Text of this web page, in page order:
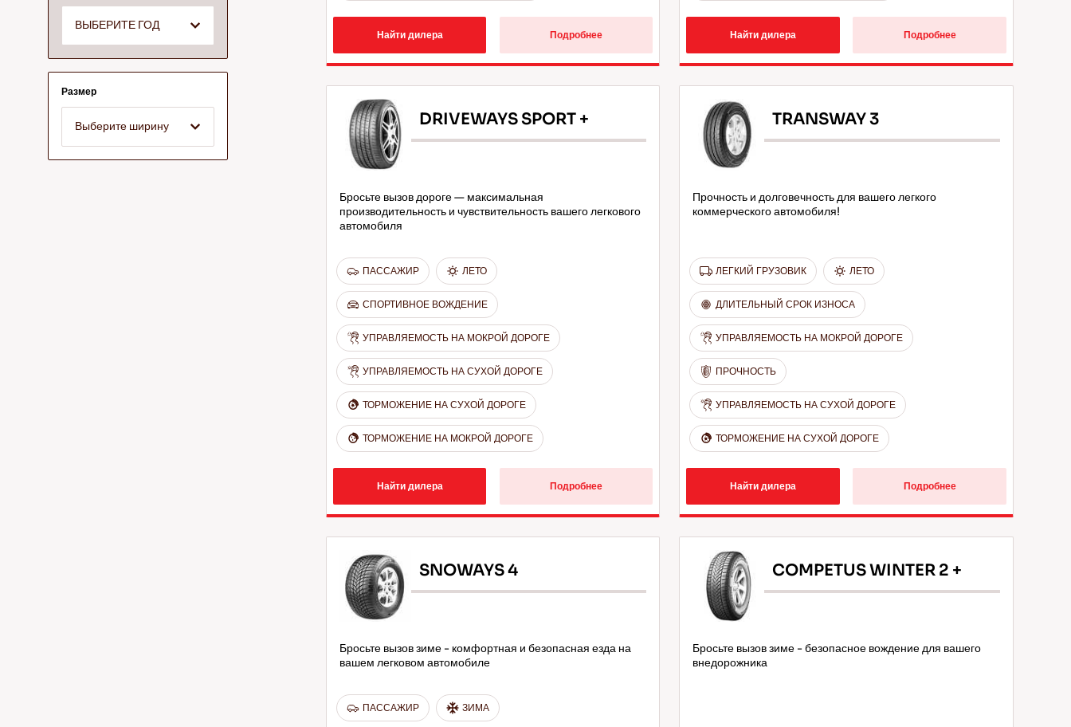
ВЫБЕРИТЕ ГОД
Размер
Выберите ширину
Найти дилера Подробнее Найти дилера Подробнее
DRIVEWAYS SPORT +
Бросьте вызов дороге — максимальная
производительность и чувствительность вашего легкового
автомобиля
ПАССАЖИР ЛЕТО
СПОРТИВНОЕ ВОЖДЕНИЕ
УПРАВЛЯЕМОСТЬ НА МОКРОЙ ДОРОГЕ
УПРАВЛЯЕМОСТЬ НА СУХОЙ ДОРОГЕ
ТОРМОЖЕНИЕ НА СУХОЙ ДОРОГЕ
ТОРМОЖЕНИЕ НА МОКРОЙ ДОРОГЕ
Найти дилера Подробнее
TRANSWAY 3
Прочность и долговечность для вашего легкого
коммерческого автомобиля!
ЛЕГКИЙ ГРУЗОВИК ЛЕТО
ДЛИТЕЛЬНЫЙ СРОК ИЗНОСА
УПРАВЛЯЕМОСТЬ НА МОКРОЙ ДОРОГЕ
ПРОЧНОСТЬ
УПРАВЛЯЕМОСТЬ НА СУХОЙ ДОРОГЕ
ТОРМОЖЕНИЕ НА СУХОЙ ДОРОГЕ
Найти дилера Подробнее
SNOWAYS 4
Бросьте вызов зиме - комфортная и безопасная езда на
вашем легковом автомобиле
ПАССАЖИР ЗИМА
COMPETUS WINTER 2 +
Бросьте вызов зиме - безопасное вождение для вашего
внедорожника